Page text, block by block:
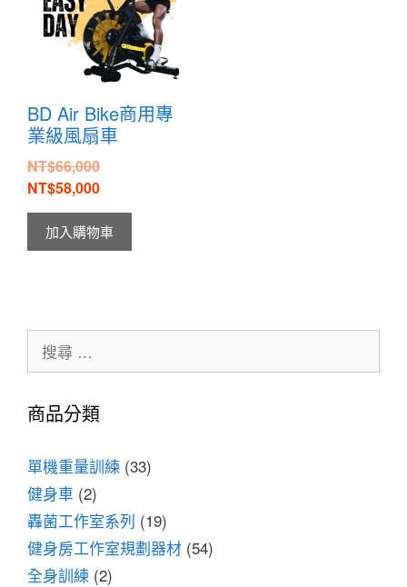
BD Air Bike商用專
業級風扇車
NT$66,000
NT$58,000
加入購物車
商品分類
單機重量訓練 (33)
健身車 (2)
轟菌工作室系列 (19)
健身房工作室規劃器材 (54)
全身訓練 (2)